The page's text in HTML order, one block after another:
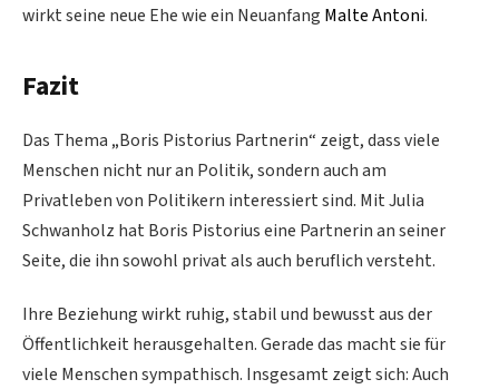
wirkt seine neue Ehe wie ein Neuanfang Malte Antoni.
Fazit
Das Thema „Boris Pistorius Partnerin“ zeigt, dass viele
Menschen nicht nur an Politik, sondern auch am
Privatleben von Politikern interessiert sind. Mit Julia
Schwanholz hat Boris Pistorius eine Partnerin an seiner
Seite, die ihn sowohl privat als auch beruflich versteht.
Ihre Beziehung wirkt ruhig, stabil und bewusst aus der
Öffentlichkeit herausgehalten. Gerade das macht sie für
viele Menschen sympathisch. Insgesamt zeigt sich: Auch